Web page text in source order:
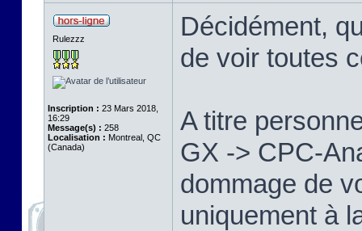
Rulezzz
Inscription : 23 Mars 2018,
16:29
Message(s) : 258
Localisation : Montreal, QC
(Canada)
Décidément,
de voir toutes
A titre
GX -> CPC-
dommage de
uniquement à